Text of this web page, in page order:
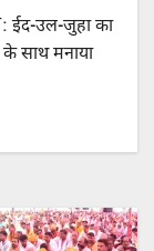
ईद-उल-जुहा का
के साथ मनाया